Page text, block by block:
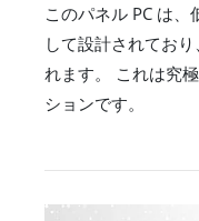
このパネル PC は
して設計されてお
れます。 これは究
ションです。